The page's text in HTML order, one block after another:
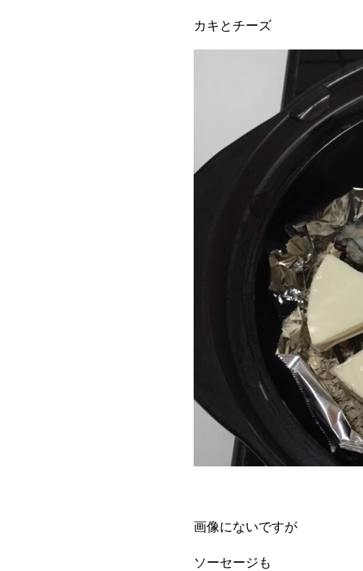
カキとチーズ
画像にないですが
ソーセージも